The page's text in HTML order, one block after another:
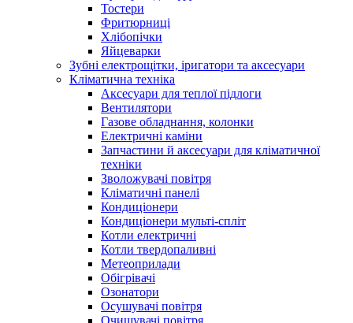
Тостери
Фритюрниці
Хлібопічки
Яйцеварки
Зубні електрощітки, іригатори та аксесуари
Кліматична техніка
Аксесуари для теплої підлоги
Вентилятори
Газове обладнання, колонки
Електричні каміни
Запчастини й аксесуари для кліматичної
техніки
Зволожувачі повітря
Кліматичні панелі
Кондиціонери
Кондиціонери мульті-спліт
Котли електричні
Котли твердопаливні
Метеоприлади
Обігрівачі
Озонатори
Осушувачі повітря
Очищувачі повітря